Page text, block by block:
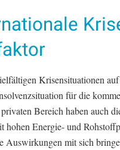
Krisensituationen
für die
Bereich haben auch
hohen Energie- und
Auswirkungen mit sich